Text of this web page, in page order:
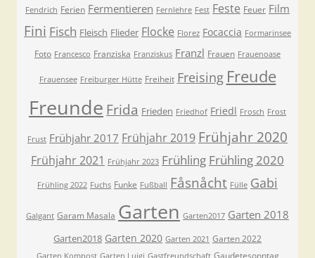
Fendrich Ferien Fermentieren Fernlehre Fest Feste Feuer Film
Fini Fisch Fleisch Flieder Flocke Florez Focaccia Formarinsee
Foto Francesco Franziska Franziskus Franzl Frauen Frauenoase
Frauensee Freiburger Hütte Freiheit Freising Freude
Freunde Frida Frieden Friedhof Friedl Frosch Frost
Frust Frühjahr 2017 Frühjahr 2019 Frühjahr 2020
Frühjahr 2021 Frühjahr 2023 Frühling Frühling 2020
Frühling 2022 Fuchs Funke Fußball Fåsnåcht Fülle Gabi
Galgant Garam Masala Garten Garten2017 Garten 2018
Garten2018 Garten 2020 Garten 2021 Garten 2022